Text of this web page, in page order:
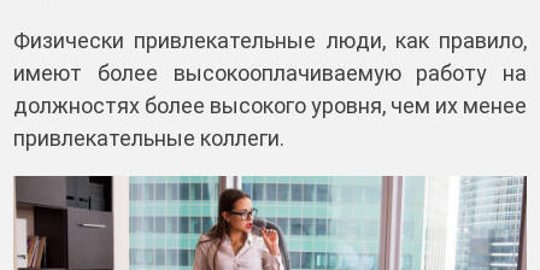
Физически привлекательные люди, как правило,
имеют более высокооплачиваемую работу на
должностях более высокого уровня, чем их менее
привлекательные коллеги.